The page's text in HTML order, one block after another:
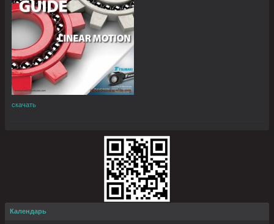
скачать
Календарь